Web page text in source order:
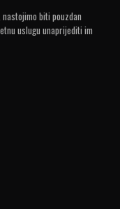
biti pouzdan
uslugu unaprijediti im